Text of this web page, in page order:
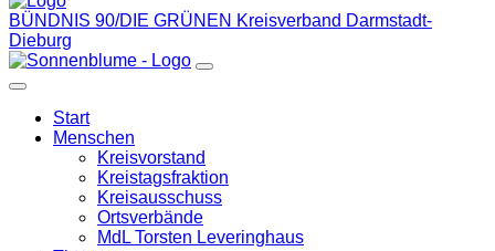
BÜNDNIS 90/DIE GRÜNEN Kreisverband Darmstadt-
Dieburg
Start
Menschen
Kreisvorstand
Kreistagsfraktion
Kreisausschuss
Ortsverbände
MdL Torsten Leveringhaus